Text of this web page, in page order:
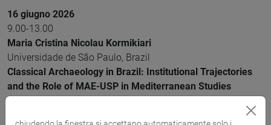
16 giugno 2026
9.00-13.00
Maria Cristina Nicolau Kormikiari
Universidade de São Paulo, Brazil
Classical Archaeology in Brazil: Institutional Trajectories
and the Role of MAE-USP in Mediterranean Studies